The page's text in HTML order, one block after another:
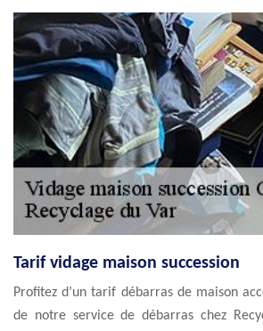
Tarif vidage maison succession
Profitez d’un tarif débarras de maison
de notre service de débarras chez